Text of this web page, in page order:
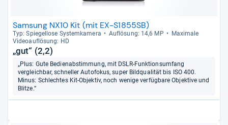
Samsung NX10 Kit (mit EX-S1855SB)
Typ: Spie­gel­lose Sys­tem­ka­mera Auf­lö­sung: 14,6 MP
Maxi­male
Videoauf­lö­sung: HD
„gut“ (2,2)
„Plus: Gute Bedienabstimmung, mit DSLR-Funktionsumfang
vergleichbar, schneller Autofokus, super Bildqualität bis ISO 400.
Minus: Schlechtes Kit-Objektiv, noch wenige verfügbare Objektive und
Blitze.“